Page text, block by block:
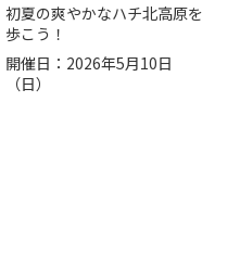
初夏の爽やかなハチ北高原を
歩こう！
開催日： 2026年5月10日
（日）